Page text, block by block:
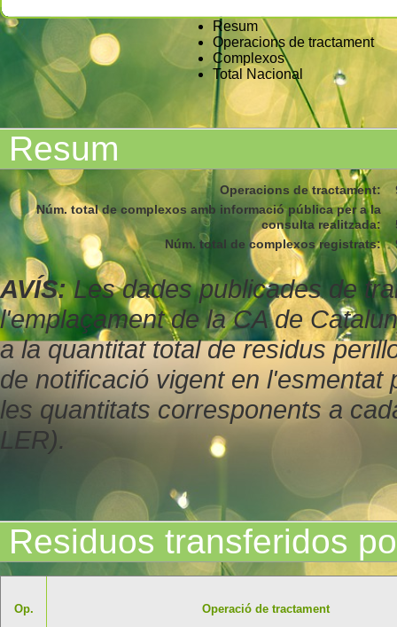
Resum
Operacions de tractament
Complexos
Total Nacional
Resum
Operacions de tractament:
Núm. total de complexos amb informació pública per a la
consulta realitzada:
Núm. total de complexos registrats:
AVÍS:Les dades publicades de
l'emplaçament de la CA de
a la quantitat total de residus
de notificació vigent en
les quantitats corresponents a
LER).
Residuos transferidos
Op. Operació de tractament